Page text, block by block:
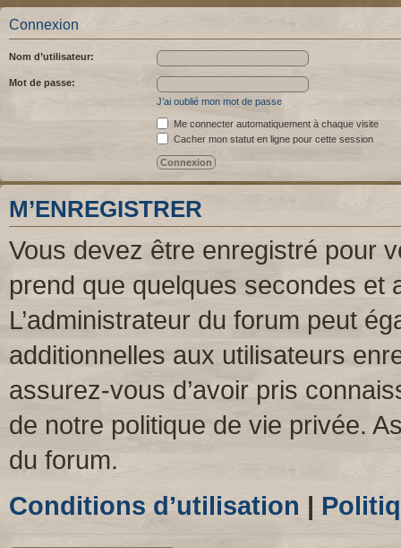
Connexion
Nom d’utilisateur:
Mot de passe:
J’ai oublié mon mot de passe
Me connecter automatiquement à chaque visite
Cacher mon statut en ligne pour cette session
M’ENREGISTRER
Vous devez être enregistré pour
prend que quelques secondes et
L’administrateur du forum peut
additionnelles aux utilisateurs
assurez-vous d’avoir pris
de notre politique de vie privée.
du forum.
Conditions d’utilisation |